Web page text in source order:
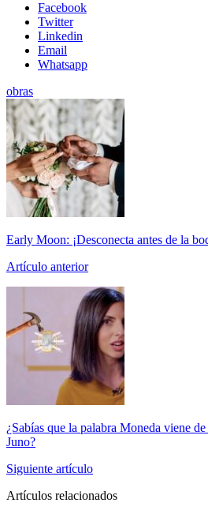
Facebook
Twitter
Linkedin
Email
Whatsapp
obras
Early Moon: ¡Desconecta antes de la
Artículo anterior
¿Sabías que la palabra Moneda viene
Juno?
Siguiente artículo
Artículos relacionados